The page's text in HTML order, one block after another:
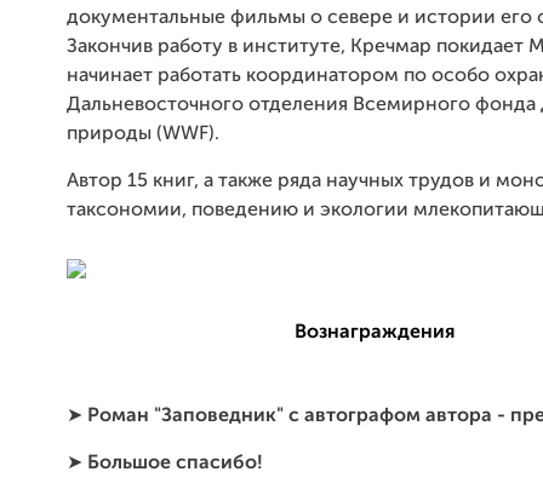
документальные фильмы о севере и истории его
Закончив работу в институте, Кречмар покидает
начинает работать координатором по особо
Дальневосточного отделения Всемирного фонда
природы (WWF).
Автор 15 книг, а также ряда научных трудов и
таксономии, поведению и экологии
Вознаграждения
➤ Роман "Заповедник" с автографом автора -
➤ Большое спасибо!